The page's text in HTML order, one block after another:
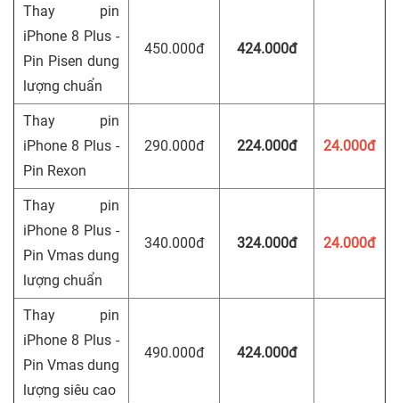
Thay pin
iPhone 8 Plus -
Pin Pisen dung
lượng chuẩn
450.000đ 424.000đ
Thay pin
iPhone 8 Plus -
Pin Rexon
290.000đ 224.000đ 24.000đ
Thay pin
iPhone 8 Plus -
Pin Vmas dung
lượng chuẩn
340.000đ 324.000đ 24.000đ
Thay pin
iPhone 8 Plus -
Pin Vmas dung
lượng siêu cao
490.000đ 424.000đ